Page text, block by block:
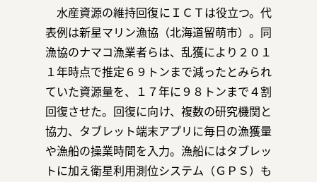
お問い合わせ
運営会社：日本事務器株式会社
水産資源の維持回復にＩＣＴは役立つ。代
表例は新星マリン漁協（北海道留萌市）。同
漁協のナマコ漁業者らは、乱獲により２０１
１年時点で推定６９トンまで減ったとみられ
ていた資源量を、１７年に９８トンまで４割
回復させた。回復に向け、複数の研究機関と
協力、タブレット端末アプリに毎日の漁獲量
や漁船の操業時間を入力。漁船にはタブレッ
トに加え衛星利用測位システム（ＧＰＳ）も